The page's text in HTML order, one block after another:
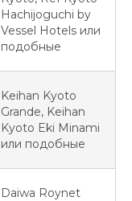
Hachijoguchi by
Vessel Hotels или
подобные
Keihan Kyoto
Grande, Keihan
Kyoto Eki Minami
или подобные
Daiwa Roynet